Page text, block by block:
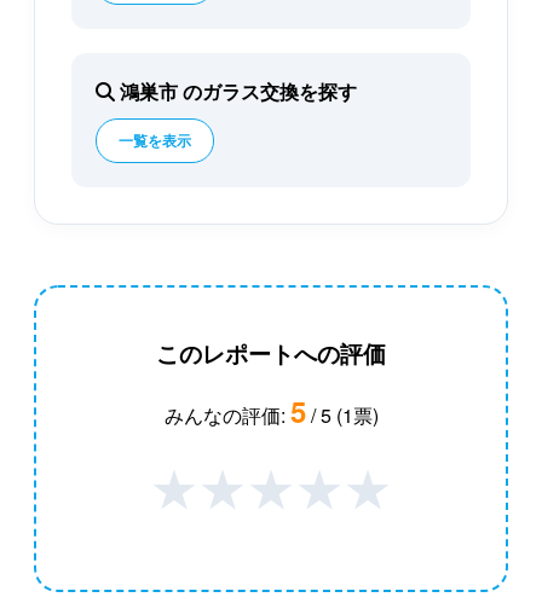
鴻巣市 のガラス交換を探す
一覧を表示
このレポートへの評価
みんなの評価: 5/ 5 (1票)
★★★★★